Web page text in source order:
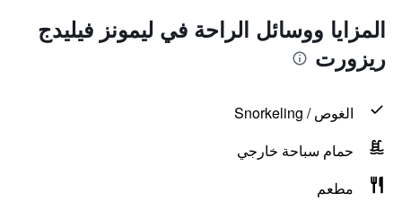
المزايا ووسائل الراحة في ليمونز فيليدج
ريزورت
الغوص / Snorkeling
حمام سباحة خارجي
مطعم